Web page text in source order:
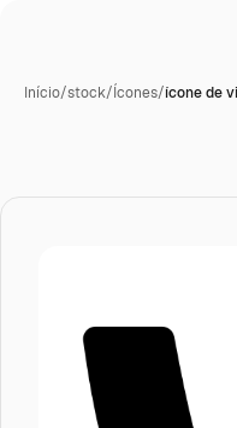
Início/stock/Ícones/ícone de